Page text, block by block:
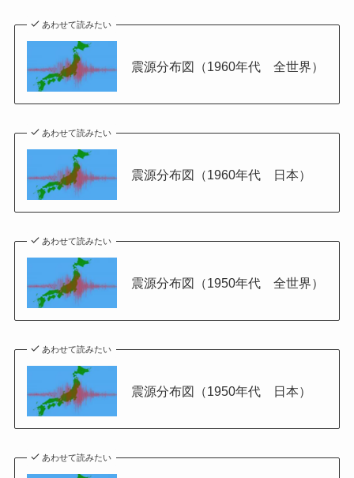
あわせて読みたい
震源分布図（1960年代 全世界）
あわせて読みたい
震源分布図（1960年代 日本）
あわせて読みたい
震源分布図（1950年代 全世界）
あわせて読みたい
震源分布図（1950年代 日本）
あわせて読みたい